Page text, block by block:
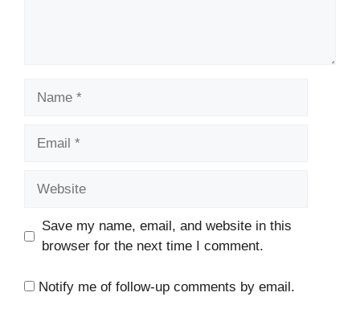
Save my name, email, and website in this
browser for the next time I comment.
Notify me of follow-up comments by email.